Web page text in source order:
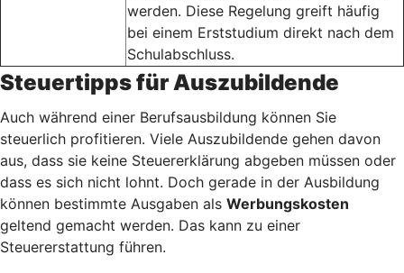
werden. Diese Regelung greift häufig
bei einem Erststudium direkt nach dem
Schulabschluss.
Steuertipps für Auszubildende
Auch während einer Berufsausbildung können Sie
steuerlich profitieren. Viele Auszubildende gehen davon
aus, dass sie keine Steuererklärung abgeben müssen oder
dass es sich nicht lohnt. Doch gerade in der Ausbildung
können bestimmte Ausgaben als Werbungskosten
geltend gemacht werden. Das kann zu einer
Steuererstattung führen.